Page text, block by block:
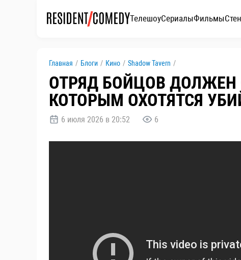
ТелешоуСериалыФильмы
Главная / Блоги / Кино / Shadow Tavern /
ОТРЯД БОЙЦОВ ДОЛЖЕН
КОТОРЫМ ОХОТЯТСЯ
6 июля 2026 в 20:52 6